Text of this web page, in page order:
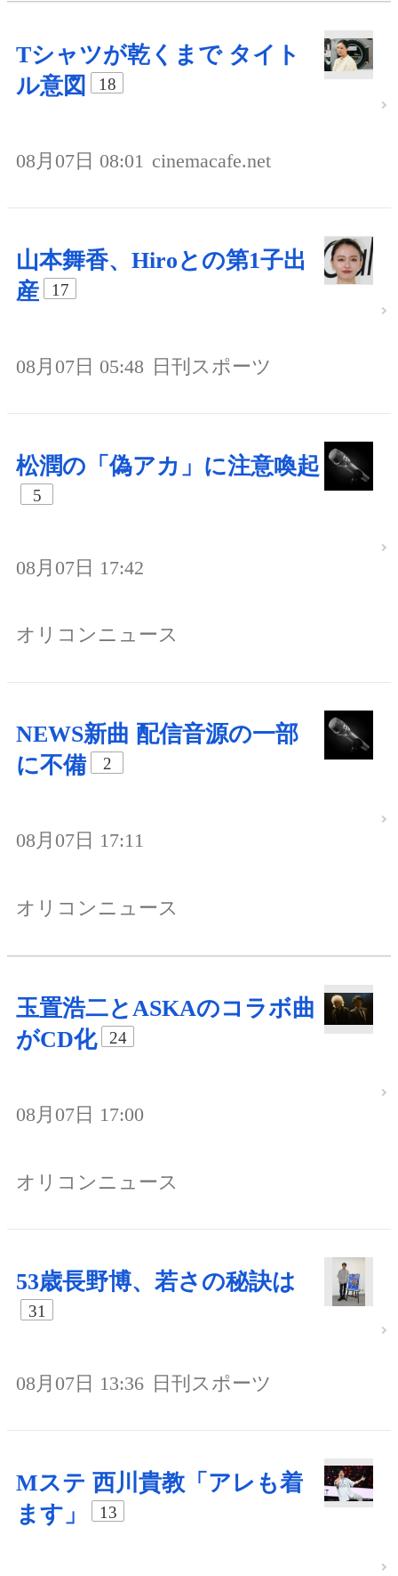
Tシャツが乾くまで タイト
ル意図
18
08月07日 08:01 cinemacafe.net
山本舞香、Hiroとの第1子出
産
17
08月07日 05:48 日刊スポーツ
松潤の「偽アカ」に注意喚起
5
08月07日 17:42
オリコンニュース
NEWS新曲 配信音源の一部
に不備
2
08月07日 17:11
オリコンニュース
玉置浩二とASKAのコラボ曲
がCD化
24
08月07日 17:00
オリコンニュース
53歳長野博、若さの秘訣は
31
08月07日 13:36 日刊スポーツ
Mステ 西川貴教「アレも着
ます」
13